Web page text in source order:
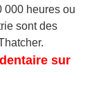
000 heures ou
sont des
sur